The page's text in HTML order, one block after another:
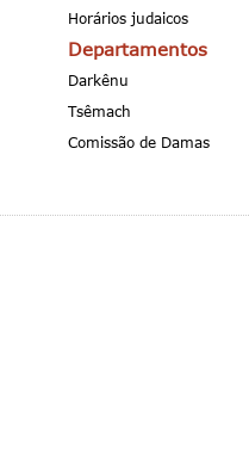
Horários judaicos
Departamentos
Darkênu
Tsêmach
Comissão de Damas